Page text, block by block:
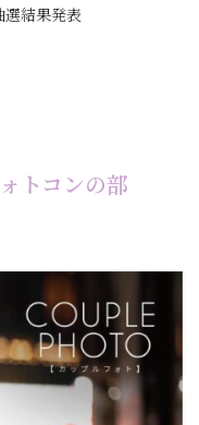
結果発表
トコンの部